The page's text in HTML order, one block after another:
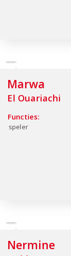
Marwa
El Ouariachi
Functies:
speler
Nermine